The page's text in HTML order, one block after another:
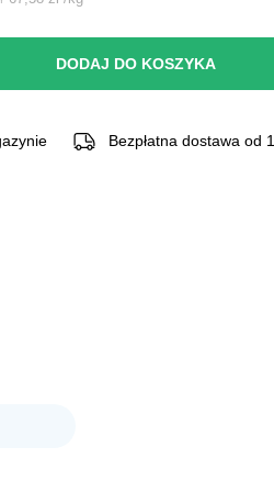
zł.
DODAJ DO KOSZYKA
Bezpłatna dostawa od